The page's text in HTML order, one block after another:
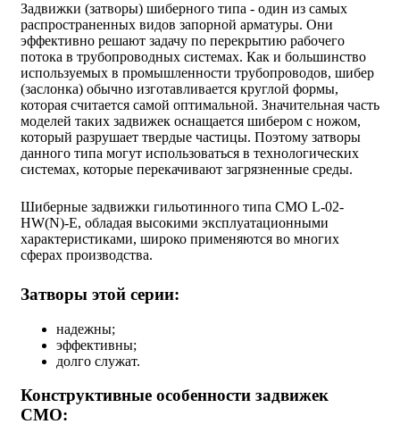
Задвижки (затворы) шиберного типа - один из самых
распространенных видов запорной арматуры. Они
эффективно решают задачу по перекрытию рабочего
потока в трубопроводных системах. Как и большинство
используемых в промышленности трубопроводов, шибер
(заслонка) обычно изготавливается круглой формы,
которая считается самой оптимальной. Значительная часть
моделей таких задвижек оснащается шибером с ножом,
который разрушает твердые частицы. Поэтому затворы
данного типа могут использоваться в технологических
системах, которые перекачивают загрязненные среды.
Шиберные задвижки гильотинного типа СМО L-02-
HW(N)-E, обладая высокими эксплуатационными
характеристиками, широко применяются во многих
сферах производства.
Затворы этой серии:
надежны;
эффективны;
долго служат.
Конструктивные особенности задвижек
СМО: